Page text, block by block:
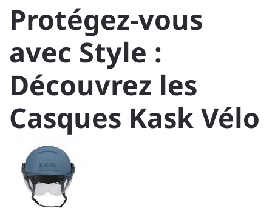
Protégez-vous
avec Style :
Découvrez les
Casques Kask Vélo